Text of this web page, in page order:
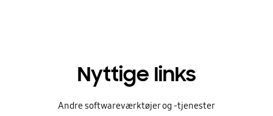
Nyttige links
Andre softwareværktøjer og -tjenester